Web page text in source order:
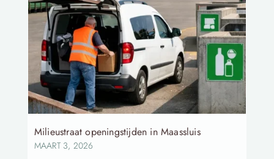
Milieustraat openingstijden in Maassluis
MAART 3, 2026